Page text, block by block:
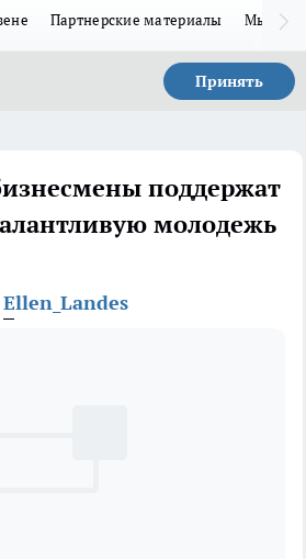
Партнерские материалы Мы в
Принять
поддержат
молодежь
Ellen_Landes